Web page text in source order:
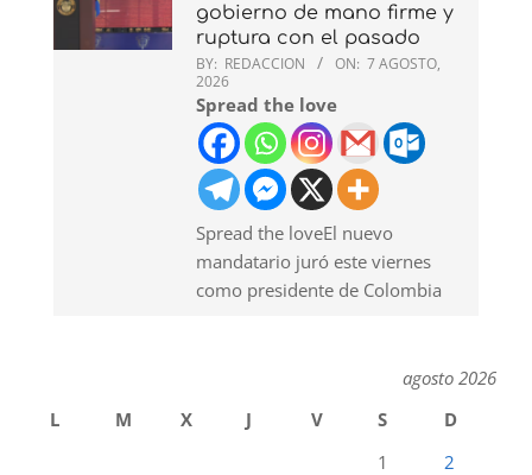
gobierno de mano firme y
ruptura con el pasado
BY: REDACCION ON: 7 AGOSTO,
2026
Spread the love
Spread the loveEl nuevo
mandatario juró este viernes
como presidente de Colombia
agosto 2026
L
M X J V S
D
1
2